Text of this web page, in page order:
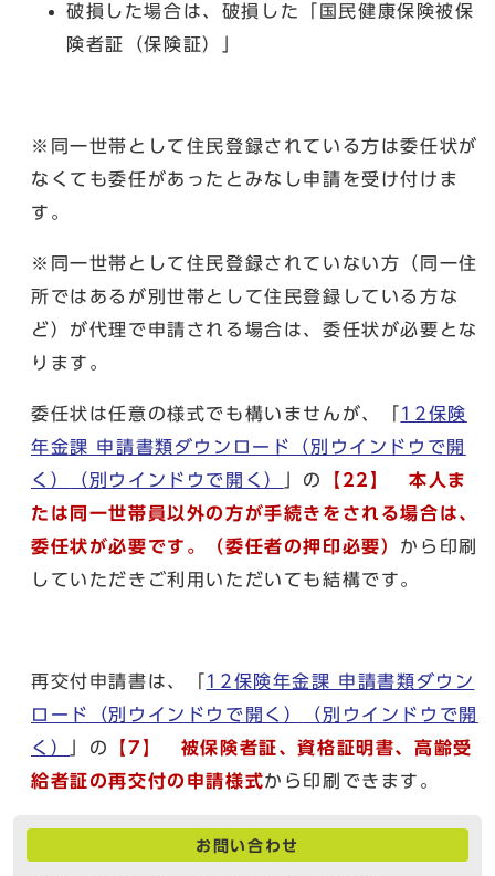
破損した場合は、破損した「国民健康保険被保
険者証（保険証）」
※同一世帯として住民登録されている方は委任状が
なくても委任があったとみなし申請を受け付けま
す。
※同一世帯として住民登録されていない方（同一住
所ではあるが別世帯として住民登録している方な
ど）が代理で申請される場合は、委任状が必要とな
ります。
委任状は任意の様式でも構いませんが、「12保険
年金課 申請書類ダウンロード（別ウインドウで開
く）
（別ウインドウで開く） 」の
【22】 本人ま
たは同一世帯員以外の方が手続きをされる場合は、
委任状が必要です。（委任者の押印必要） から印刷
していただきご利用いただいても結構です。
再交付申請書は、「12保険年金課 申請書類ダウン
ロード（別ウインドウで開く）
（別ウインドウで開
く）
」の
【7】 被保険者証、資格証明書、高齢受
給者証の再交付の申請様式から印刷できます。
お問い合わせ